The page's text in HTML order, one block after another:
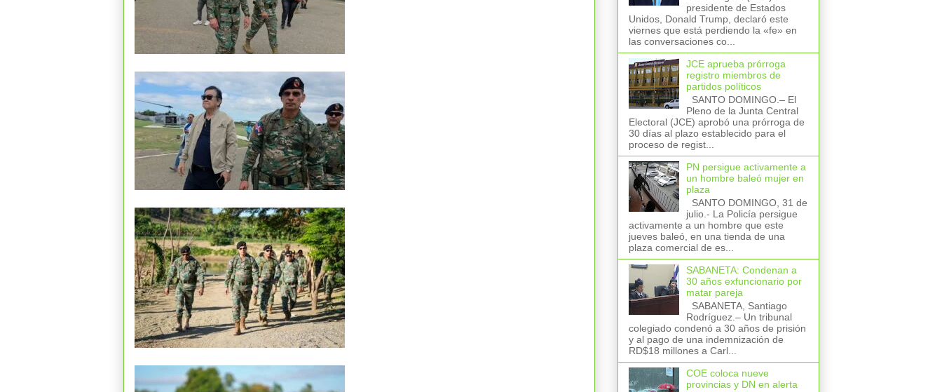
presidente de Estados
Unidos, Donald Trump, declaró este
viernes que está perdiendo la «fe» en
las conversaciones co...
JCE aprueba prórroga
registro miembros de
partidos políticos
SANTO DOMINGO.– El
Pleno de la Junta Central
Electoral (JCE) aprobó una prórroga de
30 días al plazo establecido para el
proceso de regist...
PN persigue activamente a
un hombre baleó mujer en
plaza
SANTO DOMINGO, 31 de
julio.- La Policía persigue
activamente a un hombre que este
jueves baleó, en una tienda de una
plaza comercial de es...
SABANETA: Condenan a
30 años exfuncionario por
matar pareja
SABANETA, Santiago
Rodríguez.– Un tribunal
colegiado condenó a 30 años de prisión
y al pago de una indemnización de
RD$18 millones a Carl...
COE coloca nueve
provincias y DN en alerta